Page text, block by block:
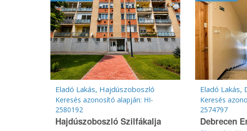
Eladó Lakás, Hajdúszoboszló
Keresés azonosító alapján: HI-
2580192
Hajdúszoboszló Szilfákalja
Eladó Lakás,
Keresés
2574797
Debrecen